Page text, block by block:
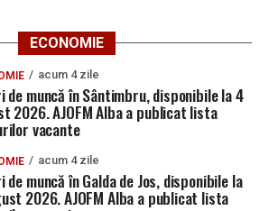
ECONOMIE
acum 4 zile
de muncă în Sântimbru, disponibile la 4
2026. AJOFM Alba a publicat lista
vacante
acum 4 zile
de muncă în Galda de Jos, disponibile la
2026. AJOFM Alba a publicat lista